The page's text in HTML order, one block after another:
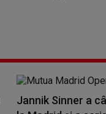
Jannik Sinner a